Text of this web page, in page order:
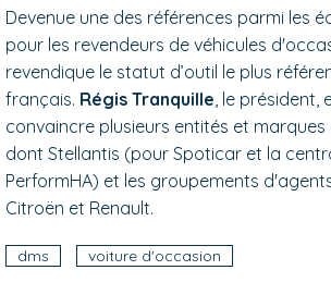
Devenue une des références parmi les
pour les revendeurs de véhicules
revendique le statut d’outil le plus
français. Régis Tranquille , le
convaincre plusieurs entités et
dont Stellantis (pour Spoticar et la
PerformHA) et les groupements
Citroën et Renault.
dms voiture d'occasion